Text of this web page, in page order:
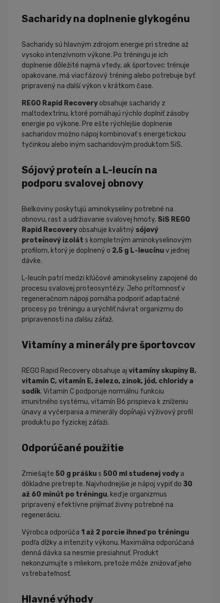
Sacharidy na doplnenie glykogénu
Sacharidy sú hlavným zdrojom energie pri stredne až
vysoko intenzívnom výkone. Po tréningu je ich
doplnenie dôležité najmä vtedy, ak športovec trénuje
opakovane, má viacfázový tréning alebo potrebuje byť
pripravený na ďalší výkon v krátkom čase.
REGO Rapid Recoveryobsahuje sacharidy z
maltodextrínu, ktoré pomáhajú rýchlo doplniť zásoby
energie po výkone. Pre ešte rýchlejšie doplnenie
sacharidov možno nápoj kombinovať s energetickou
tyčinkou alebo iným sacharidovým produktom SiS.
Sójový proteín a L-leucín na
podporu svalovej obnovy
Bielkoviny poskytujú aminokyseliny potrebné na
obnovu, rast a udržiavanie svalovej hmoty. SiS REGO
Rapid Recoveryobsahuje kvalitný sójový
proteínový izolát s kompletným aminokyselinovým
profilom, ktorý je doplnený o 2,5 g L-leucínuv jednej
dávke.
L-leucín patrí medzi kľúčové aminokyseliny zapojené do
procesu svalovej proteosyntézy. Jeho prítomnosť v
regeneračnom nápoji pomáha podporiť adaptačné
procesy po tréningu a urýchliť návrat organizmu do
pripravenosti na ďalšiu záťaž.
Vitamíny a minerály pre športovcov
REGO Rapid Recovery obsahuje aj vitamíny skupiny B,
vitamín C, vitamín E, železo, zinok, jód, chloridy a
sodík. Vitamín C podporuje normálnu funkciu
imunitného systému, vitamín B6 prispieva k zníženiu
únavy a vyčerpania a minerály dopĺňajú výživový profil
produktu po fyzickej záťaži.
Odporúčané použitie
Zmiešajte 50 g práškus 500 ml studenej vody a
dôkladne pretrepte. Najvhodnejšie je nápoj vypiť do 30
až 60 minút po tréningu, keď je organizmus
pripravený efektívne prijímať živiny potrebné na
regeneráciu.
Výrobca odporúča 1 až 2 porcie ihneď po tréningu
podľa dĺžky a intenzity výkonu. Maximálna odporúčaná
denná dávka sa nesmie presiahnuť. Produkt
nekonzumujte s mliekom, pretože môže znižovať jeho
vstrebateľnosť.
Hlavné výhody